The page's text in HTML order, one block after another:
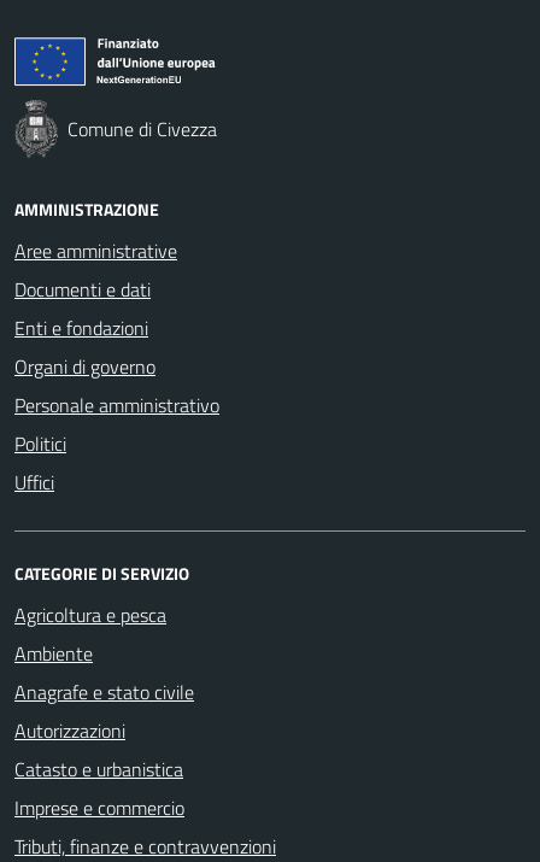
Comune di Civezza
AMMINISTRAZIONE
Aree amministrative
Documenti e dati
Enti e fondazioni
Organi di governo
Personale amministrativo
Politici
Uffici
CATEGORIE DI SERVIZIO
Agricoltura e pesca
Ambiente
Anagrafe e stato civile
Autorizzazioni
Catasto e urbanistica
Imprese e commercio
Tributi, finanze e contravvenzioni